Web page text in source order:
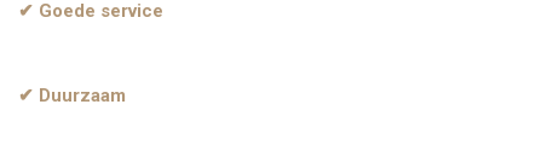
✔ Goede service
✔ Duurzaam